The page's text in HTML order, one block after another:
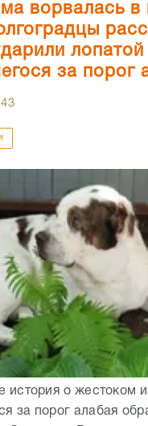
ворвалась в
лопатой
за порог
история о жестоком
за порог алабая